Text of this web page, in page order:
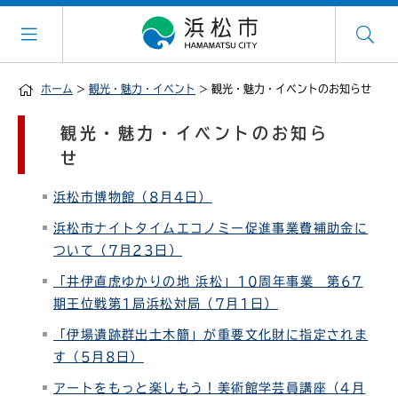
ホーム > 観光・魅力・イベント > 観光・魅力・イベントのお知らせ
観光・魅力・イベントのお知ら
せ
浜松市博物館（8月4日）
浜松市ナイトタイムエコノミー促進事業費補助金に
ついて（7月23日）
「井伊直虎ゆかりの地 浜松」10周年事業 第67
期王位戦第1局浜松対局（7月1日）
「伊場遺跡群出土木簡」が重要文化財に指定されま
す（5月8日）
アートをもっと楽しもう！美術館学芸員講座（4月